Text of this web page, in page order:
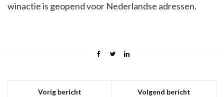
winactie is geopend voor Nederlandse adressen.
Vorig bericht Volgend bericht